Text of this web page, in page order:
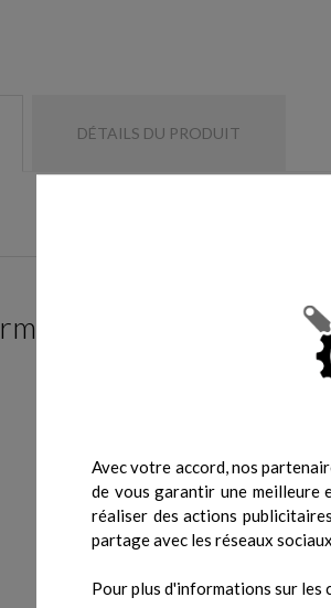
Avec votre accord, nos
de vous garantir une meilleure
réaliser des actions
partage avec les réseaux
Pour plus d'informations sur les
DÉTAILS DU PRODUIT
ceux de la même